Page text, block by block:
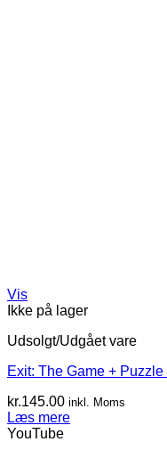
Vis
Ikke på lager
Udsolgt/Udgået vare
Exit: The Game +
kr.145.00 inkl. Moms
Læs mere
YouTube